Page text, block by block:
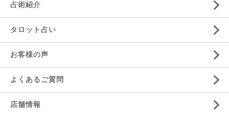
占術紹介
タロット占い
お客様の声
よくあるご質問
店舗情報